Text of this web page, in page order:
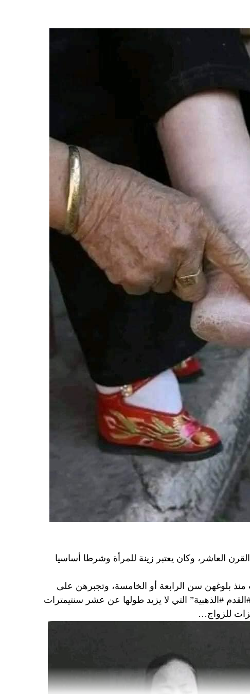
العاشر، وكان يعتبر زينة للمرأة وشرطا أساسيا
منذ بلوغهن سن الرابعة أو الخامسة، وتجبرهن على
#الذهبية” التي لا يزيد طولها عن عشر سنتيمترات
للزواج…